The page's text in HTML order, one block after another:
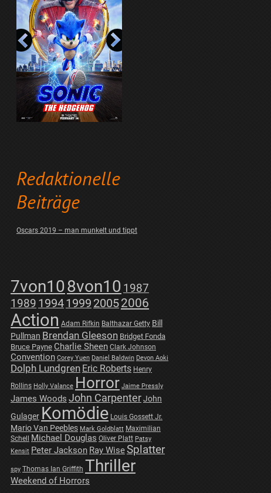
Redaktionelle
Beiträge
Oscars 2019 – man munkelt und tippt
7von108von10 1987
1989 19941999 20052006
Action Adam Rifkin Balthazar Getty Bill
Pullman Brendan Gleeson Bridget Fonda
Bruce Payne Charlie Sheen Clark Johnson
Convention Corey Yuen Daniel Baldwin Devon Aoki
Dolph Lundgren Eric Roberts Henry
Rollins Holly Valance Horror Jaime Pressly
James Woods John CarpenterJohn
Gulager Komödie Louis Gossett Jr.
Mario Van Peebles Mark Goldblatt Maximilian
Schell
Michael Douglas Oliver Platt Patsy
Kensit Peter Jackson Ray WiseSplatter
spy Thomas Ian Griffith Thriller
Weekend of Horrors